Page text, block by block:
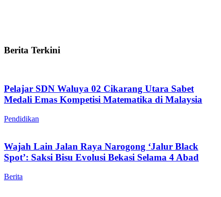
Berita Terkini
Pelajar SDN Waluya 02 Cikarang Utara Sabet
Medali Emas Kompetisi Matematika di Malaysia
Pendidikan
Wajah Lain Jalan Raya Narogong ‘Jalur Black
Spot’: Saksi Bisu Evolusi Bekasi Selama 4 Abad
Berita